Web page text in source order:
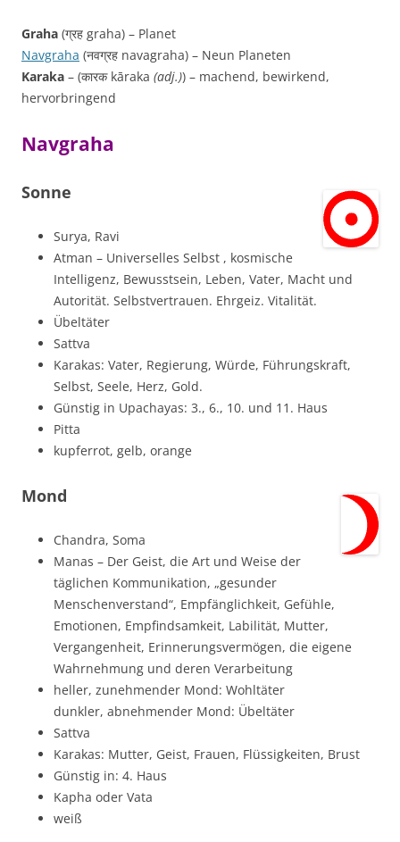
Graha (ग्रह graha) – Planet
Navgraha (नवग्रह navagraha) – Neun Planeten
Karaka – (कारक kāraka (adj.)) – machend, bewirkend,
hervorbringend
Navgraha
Sonne
Surya, Ravi
Atman – Universelles Selbst , kosmische
Intelligenz, Bewusstsein, Leben, Vater, Macht und
Autorität. Selbstvertrauen. Ehrgeiz. Vitalität.
Übeltäter
Sattva
Karakas: Vater, Regierung, Würde, Führungskraft,
Selbst, Seele, Herz, Gold.
Günstig in Upachayas: 3., 6., 10. und 11. Haus
Pitta
kupferrot, gelb, orange
Mond
Chandra, Soma
Manas – Der Geist, die Art und Weise der
täglichen Kommunikation, „gesunder
Menschenverstand“, Empfänglichkeit, Gefühle,
Emotionen, Empfindsamkeit, Labilität, Mutter,
Vergangenheit, Erinnerungsvermögen, die eigene
Wahrnehmung und deren Verarbeitung
heller, zunehmender Mond: Wohltäter
dunkler, abnehmender Mond: Übeltäter
Sattva
Karakas: Mutter, Geist, Frauen, Flüssigkeiten, Brust
Günstig in: 4. Haus
Kapha oder Vata
weiß